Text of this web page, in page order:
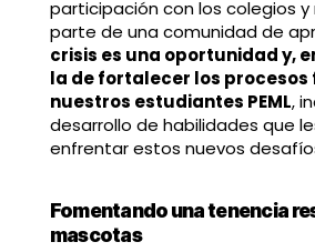
participación con los colegios
parte de una comunidad de
crisis es una oportunidad y,
la de fortalecer los
nuestros estudiantes PEML,
desarrollo de habilidades que
enfrentar estos nuevos
Fomentando una tenencia
mascotas